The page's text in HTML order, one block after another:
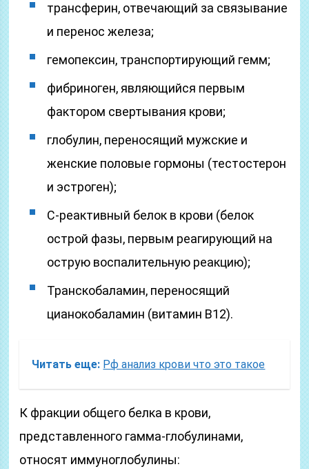
трансферин, отвечающий за связывание
и перенос железа;
гемопексин, транспортирующий гемм;
фибриноген, являющийся первым
фактором свертывания крови;
глобулин, переносящий мужские и
женские половые гормоны (тестостерон
и эстроген);
С-реактивный белок в крови (белок
острой фазы, первым реагирующий на
острую воспалительную реакцию);
Транскобаламин, переносящий
цианокобаламин (витамин В12).
Читать еще: Рф анализ крови что это такое
К фракции общего белка в крови,
представленного гамма-глобулинами,
относят иммуноглобулины: